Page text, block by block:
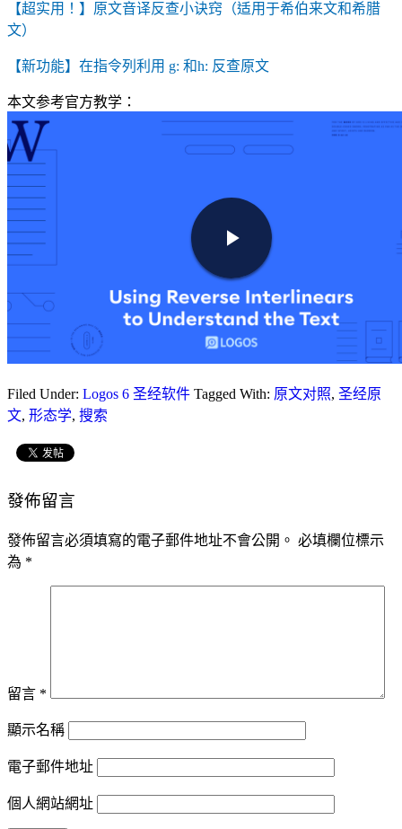
【超实用！】原文音译反查小诀窍（适用于希伯来文和希腊
文）
【新功能】在指令列利用 g: 和h: 反查原文
本文参考官方教学：
Filed Under: Logos 6 圣经软件 Tagged With: 原文对照, 圣经原
文, 形态学, 搜索
發佈留言
發佈留言必須填寫的電子郵件地址不會公開。 必填欄位標示
為 *
留言 *
顯示名稱
電子郵件地址
個人網站網址